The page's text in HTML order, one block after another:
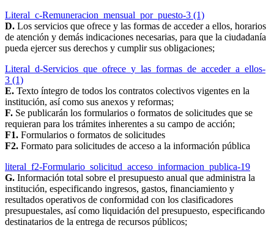
Literal_c-Remuneracion_mensual_por_puesto-3 (1)
D. Los servicios que ofrece y las formas de acceder a ellos, horarios
de atención y demás indicaciones necesarias, para que la ciudadanía
pueda ejercer sus derechos y cumplir sus obligaciones;
Literal_d-Servicios_que_ofrece_y_las_formas_de_acceder_a_ellos-
3 (1)
E. Texto íntegro de todos los contratos colectivos vigentes en la
institución, así como sus anexos y reformas;
F. Se publicarán los formularios o formatos de solicitudes que se
requieran para los trámites inherentes a su campo de acción;
F1. Formularios o formatos de solicitudes
F2. Formato para solicitudes de acceso a la información pública
literal_f2-Formulario_solicitud_acceso_informacion_publica-19
G. Información total sobre el presupuesto anual que administra la
institución, especificando ingresos, gastos, financiamiento y
resultados operativos de conformidad con los clasificadores
presupuestales, así como liquidación del presupuesto, especificando
destinatarios de la entrega de recursos públicos;